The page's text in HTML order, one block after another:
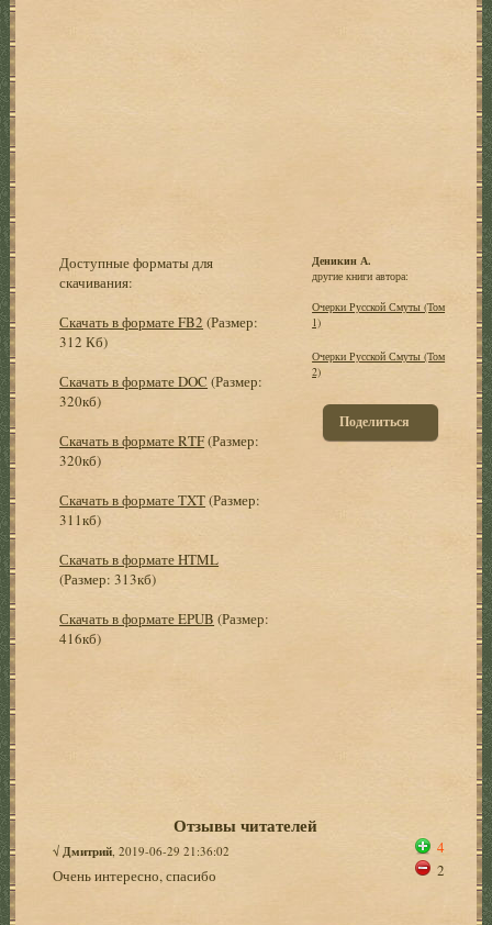
Доступные форматы для
скачивания:
Скачать в формате FB2 (Размер:
312 Кб)
Скачать в формате DOC (Размер:
320кб)
Скачать в формате RTF(Размер:
320кб)
Скачать в формате TXT(Размер:
311кб)
Скачать в формате HTML
(Размер: 313кб)
Скачать в формате EPUB (Размер:
416кб)
Деникин А.
другие книги автора:
Очерки Русской Смуты (Том
1)
Очерки Русской Смуты (Том
2)
Поделиться
Отзывы читателей
√ Дмитрий , 2019-06-29 21:36:02
Очень интересно, спасибо
4
2